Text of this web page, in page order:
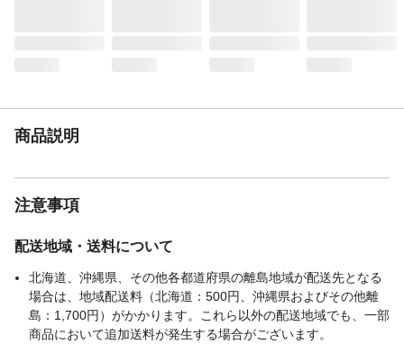
商品説明
注意事項
配送地域・送料について
北海道、沖縄県、その他各都道府県の離島地域が配送先となる
場合は、地域配送料（北海道：500円、沖縄県およびその他離
島：1,700円）がかかります。これら以外の配送地域でも、一部
商品において追加送料が発生する場合がございます。